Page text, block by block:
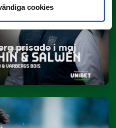
cookies
prisade i maj